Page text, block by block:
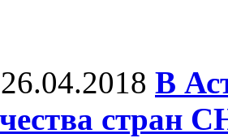
26.04.2018 В
стран